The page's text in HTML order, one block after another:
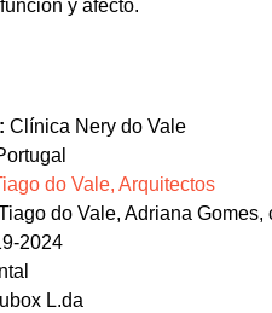
y afecto.
Clínica Nery do Vale
do Vale, Arquitectos
do Vale, Adriana
2024
L.da